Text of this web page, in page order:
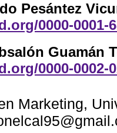
Pesántez
0000-0001-
Guamán
0000-0002-
Marketing,